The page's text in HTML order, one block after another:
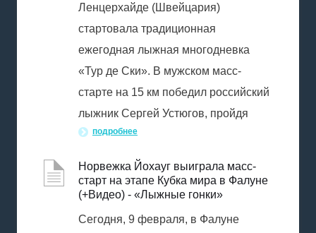
Ленцерхайде (Швейцария)
стартовала традиционная
ежегодная лыжная многодневка
«Тур де Ски». В мужском масс-
старте на 15 км победил российский
лыжник Сергей Устюгов, пройдя
подробнее
Норвежка Йохауг выиграла масс-
старт на этапе Кубка мира в Фалуне
(+Видео) - «Лыжные гонки»
Сегодня, 9 февраля, в Фалуне